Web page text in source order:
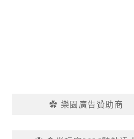
✿ 樂園廣告贊助商